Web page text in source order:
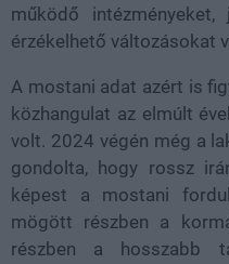
működő
érzékelhető változásokat
A mostani adat azért is
közhangulat az elmúlt
volt. 2024 végén még a
gondolta, hogy rossz
képest a mostani
mögött részben a
részben a hosszabb